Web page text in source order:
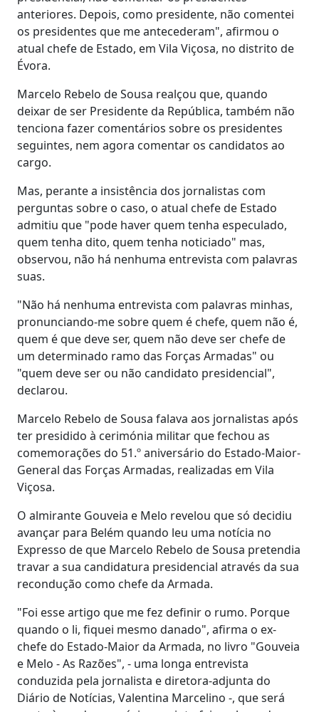
anteriores. Depois, como presidente, não comentei
os presidentes que me antecederam", afirmou o
atual chefe de Estado, em Vila Viçosa, no distrito de
Évora.
Marcelo Rebelo de Sousa realçou que, quando
deixar de ser Presidente da República, também não
tenciona fazer comentários sobre os presidentes
seguintes, nem agora comentar os candidatos ao
cargo.
Mas, perante a insistência dos jornalistas com
perguntas sobre o caso, o atual chefe de Estado
admitiu que "pode haver quem tenha especulado,
quem tenha dito, quem tenha noticiado" mas,
observou, não há nenhuma entrevista com palavras
suas.
"Não há nenhuma entrevista com palavras minhas,
pronunciando-me sobre quem é chefe, quem não é,
quem é que deve ser, quem não deve ser chefe de
um determinado ramo das Forças Armadas" ou
"quem deve ser ou não candidato presidencial",
declarou.
Marcelo Rebelo de Sousa falava aos jornalistas após
ter presidido à cerimónia militar que fechou as
comemorações do 51.º aniversário do Estado-Maior-
General das Forças Armadas, realizadas em Vila
Viçosa.
O almirante Gouveia e Melo revelou que só decidiu
avançar para Belém quando leu uma notícia no
Expresso de que Marcelo Rebelo de Sousa pretendia
travar a sua candidatura presidencial através da sua
recondução como chefe da Armada.
"Foi esse artigo que me fez definir o rumo. Porque
quando o li, fiquei mesmo danado", afirma o ex-
chefe do Estado-Maior da Armada, no livro "Gouveia
e Melo - As Razões", - uma longa entrevista
conduzida pela jornalista e diretora-adjunta do
Diário de Notícias, Valentina Marcelino -, que será